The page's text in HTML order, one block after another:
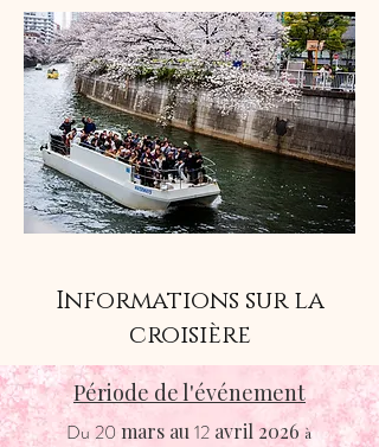
Informations sur la
croisière
Période de l'événement
Du 20 mars au 12 avril 2026 à